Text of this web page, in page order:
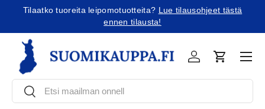
Tilaatko tuoreita leipomotuotteita? Lue tilausohjeet tästä
ennen tilausta!
EtsiEtsi
KirjauduOstoskori